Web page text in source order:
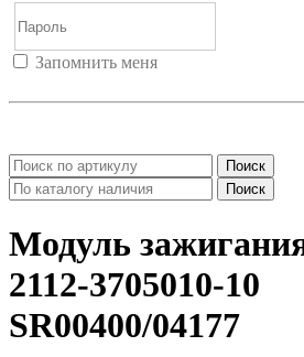
Запомнить меня
Поиск
Поиск
Модуль
2112-3705010-10
SR00400/04177